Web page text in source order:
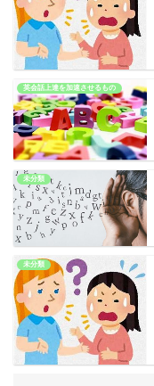
英会話上達を加速させるもの
未分類
未分類